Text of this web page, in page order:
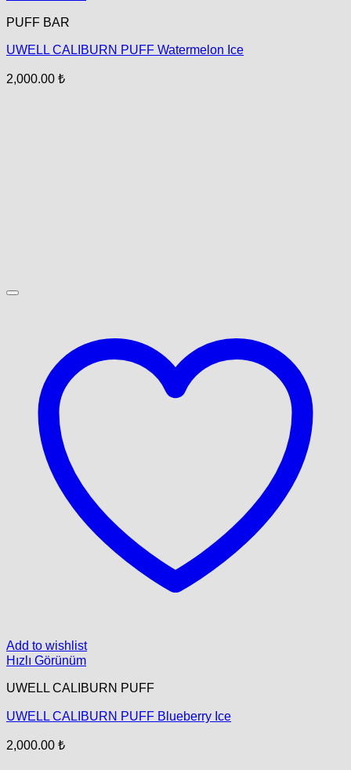
PUFF BAR
UWELL CALIBURN PUFF Watermelon Ice
2,000.00 ₺
Add to wishlist
Hızlı Görünüm
UWELL CALIBURN PUFF
UWELL CALIBURN PUFF Blueberry Ice
2,000.00 ₺